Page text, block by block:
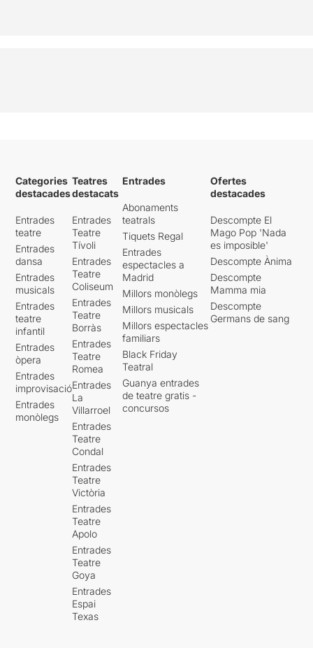
Categories
destacades
Entrades
teatre
Entrades
dansa
Entrades
musicals
Entrades
teatre
infantil
Entrades
òpera
Entrades
improvisació
Entrades
monòlegs
Teatres
destacats
Entrades
Teatre
Tívoli
Entrades
Teatre
Coliseum
Entrades
Teatre
Borràs
Entrades
Teatre
Romea
Entrades
La
Villarroel
Entrades
Teatre
Condal
Entrades
Teatre
Victòria
Entrades
Teatre
Apolo
Entrades
Teatre
Goya
Entrades
Espai
Texas
Entrades
Abonaments
teatrals
Tiquets Regal
Entrades
espectacles a
Madrid
Millors monòlegs
Millors musicals
Millors espectacles
familiars
Black Friday
Teatral
Guanya entrades
de teatre gratis -
concursos
Ofertes
destacades
Descompte El
Mago Pop 'Nada
es imposible'
Descompte Ànima
Descompte
Mamma mia
Descompte
Germans de sang